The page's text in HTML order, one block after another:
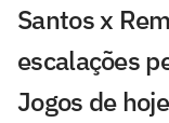
Santos x
escalações
Jogos de